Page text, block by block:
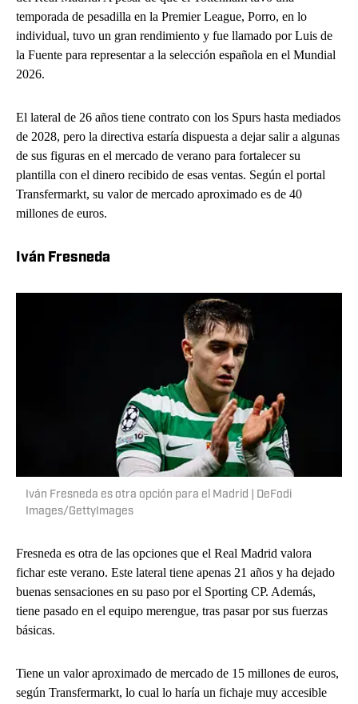
temporada de pesadilla en la Premier League, Porro, en lo
individual, tuvo un gran rendimiento y fue llamado por Luis de
la Fuente para representar a la selección española en el Mundial
2026.
El lateral de 26 años tiene contrato con los Spurs hasta mediados
de 2028, pero la directiva estaría dispuesta a dejar salir a algunas
de sus figuras en el mercado de verano para fortalecer su
plantilla con el dinero recibido de esas ventas. Según el portal
Transfermarkt, su valor de mercado aproximado es de 40
millones de euros.
Iván Fresneda
Iván Fresneda es otra opción para el Madrid | DeFodi
Images/GettyImages
Fresneda es otra de las opciones que el Real Madrid valora
fichar este verano. Este lateral tiene apenas 21 años y ha dejado
buenas sensaciones en su paso por el Sporting CP. Además,
tiene pasado en el equipo merengue, tras pasar por sus fuerzas
básicas.
Tiene un valor aproximado de mercado de 15 millones de euros,
según Transfermarkt, lo cual lo haría un fichaje muy accesible